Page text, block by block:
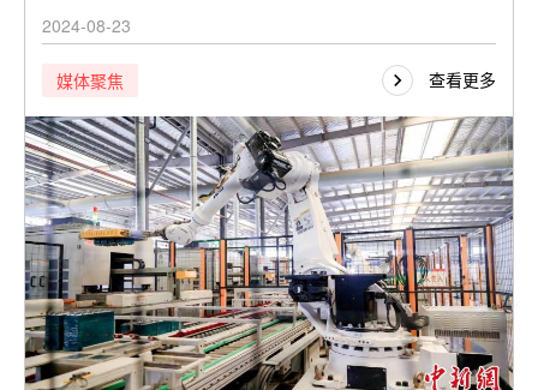
2024-08-23
媒体聚焦 查看更多